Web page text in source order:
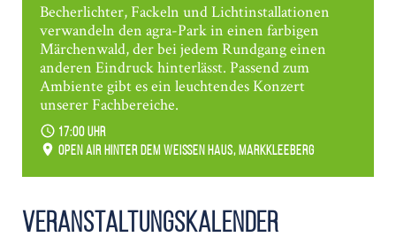
Becherlichter, Fackeln und Lichtinstallationen
verwandeln den agra-Park in einen farbigen
Märchenwald, der bei jedem Rundgang einen
anderen Eindruck hinterlässt. Passend zum
Ambiente gibt es ein leuchtendes Konzert
unserer Fachbereiche.
17:00 Uhr
Open Air hinter dem weißen Haus, Markkleeberg
Veranstaltungs­kalender